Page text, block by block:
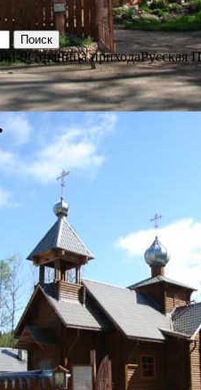
9Страница приходаРусская